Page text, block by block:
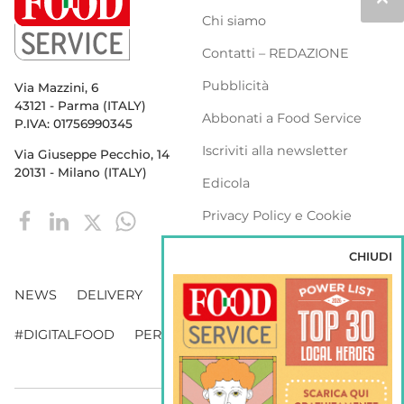
Via Mazzini, 6
43121 - Parma (ITALY)
P.IVA: 01756990345
Via Giuseppe Pecchio, 14
20131 - Milano (ITALY)
Chi siamo
Contatti – REDAZIONE
Pubblicità
Abbonati a Food Service
Iscriviti alla newsletter
Edicola
Privacy Policy e Cookie
NEWS DELIVERY DISTRIBUZIONE
#DIGITALFOOD PERSONE WEBINAR VENDING
CHIUDI